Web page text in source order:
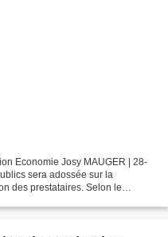
Economie Josy MAUGER | 28-
sera adossée sur la
des prestataires. Selon le